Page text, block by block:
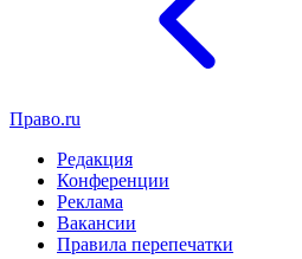
Право.ru
Редакция
Конференции
Реклама
Вакансии
Правила перепечатки